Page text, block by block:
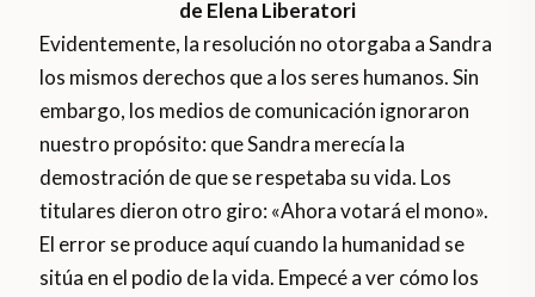
de Elena Liberatori
Evidentemente, la resolución no otorgaba a Sandra
los mismos derechos que a los seres humanos. Sin
embargo, los medios de comunicación ignoraron
nuestro propósito: que Sandra merecía la
demostración de que se respetaba su vida. Los
titulares dieron otro giro: «Ahora votará el mono».
El error se produce aquí cuando la humanidad se
sitúa en el podio de la vida. Empecé a ver cómo los